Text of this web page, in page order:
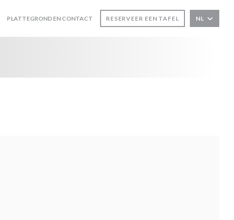
PLATTEGROND EN CONTACT RESERVEER EEN TAFEL NL